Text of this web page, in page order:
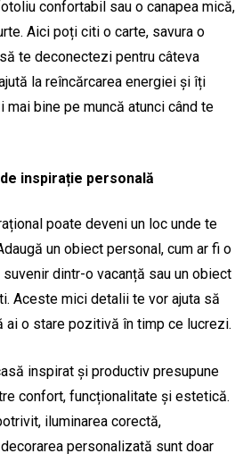
confortabil sau o canapea mică,
Aici poți citi o carte, savura o
te deconectezi pentru câteva
la reîncărcarea energiei și îți
bine pe muncă atunci când te
inspirație personală
poate deveni un loc unde te
un obiect personal, cum ar fi o
dintr-o vacanță sau un obiect
Aceste mici detalii te vor ajuta să
o stare pozitivă în timp ce lucrezi.
inspirat și productiv presupune
confort, funcționalitate și estetică.
iluminarea corectă,
personalizată sunt doar